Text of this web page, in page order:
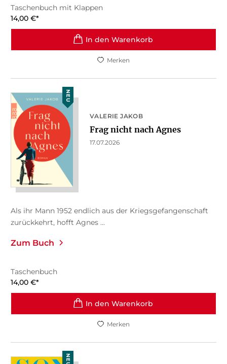
Taschenbuch mit Klappen
14,00 €*
In den Warenkorb
Merken
NEU
VALERIE JAKOB
Frag nicht nach Agnes
17.07.2026
Als ihr Mann 1952 endlich aus der Kriegsgefangenschaft
zurückkehrt, hofft Agnes ...
Zum Buch
Taschenbuch
14,00 €*
In den Warenkorb
Merken
NEU